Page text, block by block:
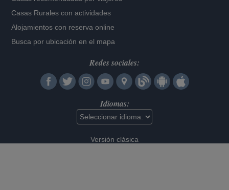
Casas Rurales con actividades
Alojamientos con reserva online
Busca por ubicación en el mapa
Redes sociales:
Idiomas:
Versión clásica